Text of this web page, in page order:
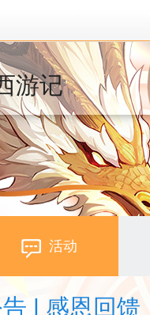
游记
活动
| 感恩回馈